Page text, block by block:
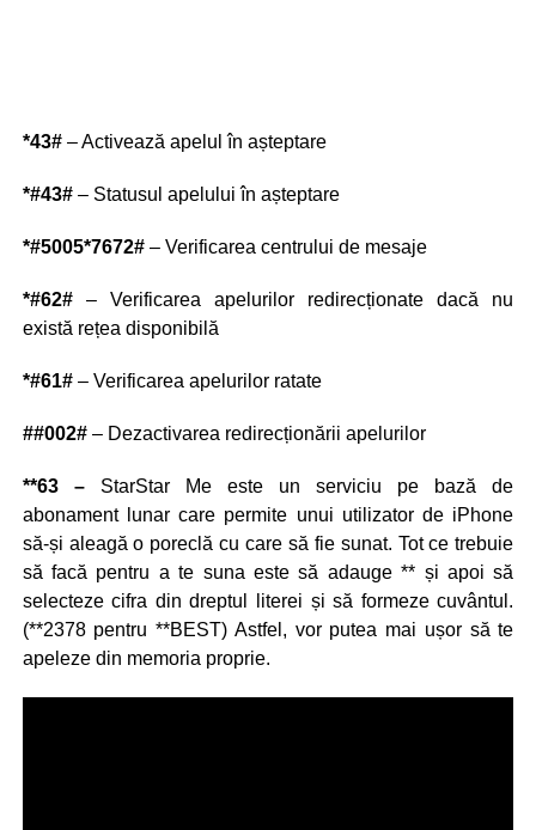
*43#– Activează apelul în așteptare
*#43#– Statusul apelului în așteptare
*#5005*7672#– Verificarea centrului de mesaje
*#62#– Verificarea apelurilor redirecționate dacă nu
există rețea disponibilă
*#61#– Verificarea apelurilor ratate
##002#– Dezactivarea redirecționării apelurilor
**63 –StarStar Me este un serviciu pe bază de
abonament lunar care permite unui utilizator de iPhone
să-și aleagă o poreclă cu care să fie sunat. Tot ce trebuie
să facă pentru a te suna este să adauge ** și apoi să
selecteze cifra din dreptul literei și să formeze cuvântul.
(**2378 pentru **BEST) Astfel, vor putea mai ușor să te
apeleze din memoria proprie.